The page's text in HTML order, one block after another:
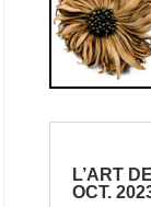
L’ART
OCT.